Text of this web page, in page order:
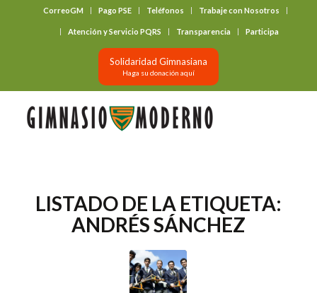
CorreoGM Pago PSE Teléfonos Trabaje con Nosotros
Atención y Servicio PQRS Transparencia Participa
Solidaridad Gimnasiana
Haga su donación aquí
LISTADO DE LA ETIQUETA:
ANDRÉS SÁNCHEZ